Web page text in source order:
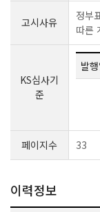
고시사유
정부
따른
KS심사기
준
발
페이지수 33
이력정보